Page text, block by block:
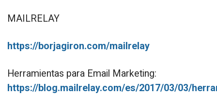
MAILRELAY
https://borjagiron.com/mailrelay
Herramientas para Email Marketing:
https://blog.mailrelay.com/es/2017/03/03/